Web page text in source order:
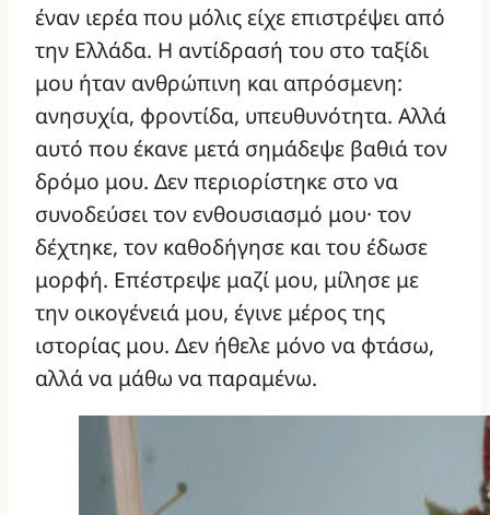
έναν ιερέα που μόλις είχε επιστρέψει από
την Ελλάδα. Η αντίδρασή του στο ταξίδι
μου ήταν ανθρώπινη και απρόσμενη:
ανησυχία, φροντίδα, υπευθυνότητα. Αλλά
αυτό που έκανε μετά σημάδεψε βαθιά τον
δρόμο μου. Δεν περιορίστηκε στο να
συνοδεύσει τον ενθουσιασμό μου· τον
δέχτηκε, τον καθοδήγησε και του έδωσε
μορφή. Επέστρεψε μαζί μου, μίλησε με
την οικογένειά μου, έγινε μέρος της
ιστορίας μου. Δεν ήθελε μόνο να φτάσω,
αλλά να μάθω να παραμένω.